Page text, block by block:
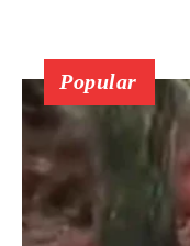
Popular